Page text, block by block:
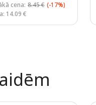
cena: 8.45 € (-17%)
14.09 €